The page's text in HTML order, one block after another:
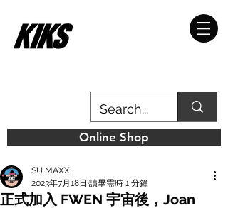
Online Shop
正式加入 FWEN 宇宙後，Joan
SU MAXX
2023年7月18日 讀畢需時 1 分鐘